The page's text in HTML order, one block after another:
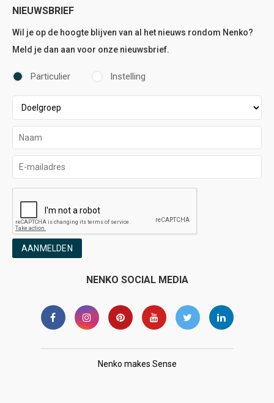
NIEUWSBRIEF
Wil je op de hoogte blijven van al het nieuws rondom Nenko?
Meld je dan aan voor onze nieuwsbrief.
Particulier Instelling
AANMELDEN
NENKO SOCIAL MEDIA
Nenko makes Sense